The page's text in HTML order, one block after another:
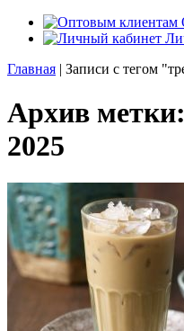
Главная | Записи с тегом
Архив
2025